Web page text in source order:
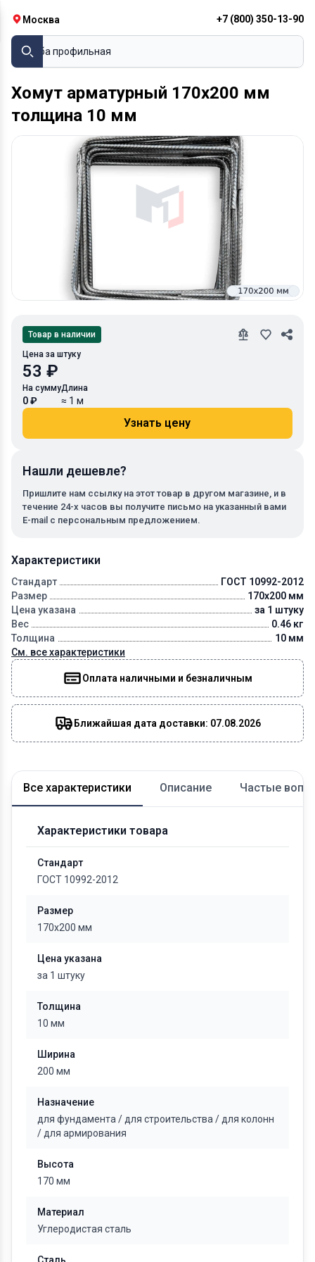
Москва +7 (800) 350-13-90
Труба проф
Хомут арматурный 170х200 мм
толщина 10 мм
Характеристики
Стандарт
ГОСТ 10992-2012
Размер
170x200 мм
Цена указана
за 1 штуку
Вес
0.46 кг
Толщина
10 мм
См. все характеристики
Оплата наличными и безналичным
Ближайшая дата доставки: 07.08.2026
Товар в наличии
Цена за штуку
53 ₽
На сумму
0 ₽
Длина
≈ 1 м
Узнать цену
Нашли дешевле?
Пришлите нам ссылку на этот товар в другом магазине, и в
течение 24-х часов вы получите письмо на указанный вами
E-mail с персональным предложением.
Все характеристики Описание Частые
Характеристики товара
Стандарт
ГОСТ 10992-2012
Размер
170x200 мм
Цена указана
за 1 штуку
Толщина
10 мм
Ширина
200 мм
Назначение
для фундамента / для строительства / для колонн
/ для армирования
Высота
170 мм
Материал
Углеродистая сталь
Сталь